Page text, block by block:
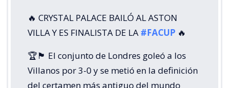
🔥 CRYSTAL PALACE BAILÓ AL ASTON
VILLA Y ES FINALISTA DE LA #FACUP 🔥
🏆🏴󠁧󠁢󠁥󠁮󠁧󠁿 El conjunto de Londres goleó a los
Villanos por 3-0 y se metió en la definición
del certamen más antiguo del mundo